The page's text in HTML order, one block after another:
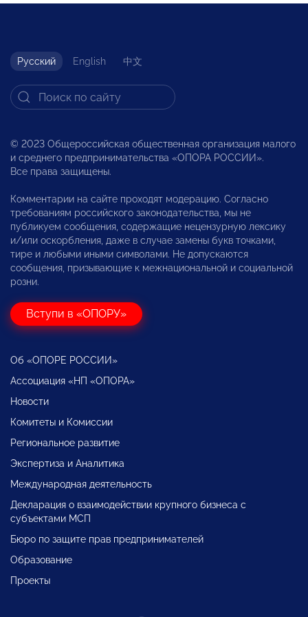
Русский English 中文
© 2023 Общероссийская общественная организация малого
и среднего предпринимательства «ОПОРА РОССИИ».
Все права защищены.
Комментарии на сайте проходят модерацию. Согласно
требованиям российского законодательства, мы не
публикуем сообщения, содержащие нецензурную лексику
и/или оскорбления, даже в случае замены букв точками,
тире и любыми иными символами. Не допускаются
сообщения, призывающие к межнациональной и социальной
розни.
Вступи в «ОПОРУ»
Об «ОПОРЕ РОССИИ»
Ассоциация «НП «ОПОРА»
Новости
Комитеты и Комиссии
Региональное развитие
Экспертиза и Аналитика
Международная деятельность
Декларация о взаимодействии крупного бизнеса с
субъектами МСП
Бюро по защите прав предпринимателей
Образование
Проекты